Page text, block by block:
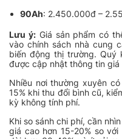
90Ah: 2.450.000đ –
Lưu ý:Giá sản phẩm có
vào chính sách nhà cung
biến động thị trường. Quý
được cập nhật thông tin
Nhiều nơi thường xuyên
15% khi thu đổi bình cũ,
kỳ không tính phí.
Khi so sánh chi phí, cần
giá cao hơn 15-20% so